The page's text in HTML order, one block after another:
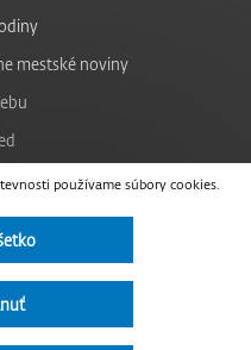
používame súbory cookies.
mestské noviny